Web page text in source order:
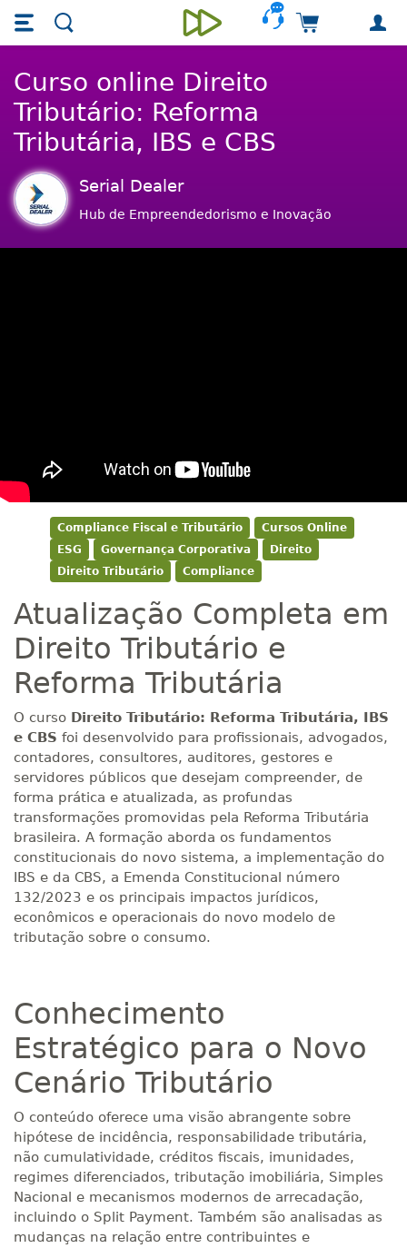
Skip main navigation
Skip to main content
Unieducar
Carrinho de
Curso online Direito
Tributário: Reforma
Tributária, IBS e CBS
Serial Dealer
Hub de Empreendedorismo e Inovação
Compliance Fiscal e Tributário
Cursos Online
ESG
Governança Corporativa
Direito
Direito Tributário
Compliance
Atualização Completa em
Direito Tributário e
Reforma Tributária
O curso Direito Tributário: Reforma Tributária, IBS
e CBS foi desenvolvido para profissionais, advogados,
contadores, consultores, auditores, gestores e
servidores públicos que desejam compreender, de
forma prática e atualizada, as profundas
transformações promovidas pela Reforma Tributária
brasileira. A formação aborda os fundamentos
constitucionais do novo sistema, a implementação do
IBS e da CBS, a Emenda Constitucional número
132/2023 e os principais impactos jurídicos,
econômicos e operacionais do novo modelo de
tributação sobre o consumo.
Conhecimento
Estratégico para o Novo
Cenário Tributário
O conteúdo oferece uma visão abrangente sobre
hipótese de incidência, responsabilidade tributária,
não cumulatividade, créditos fiscais, imunidades,
regimes diferenciados, tributação imobiliária, Simples
Nacional e mecanismos modernos de arrecadação,
incluindo o Split Payment. Também são analisadas as
mudanças na relação entre contribuintes e